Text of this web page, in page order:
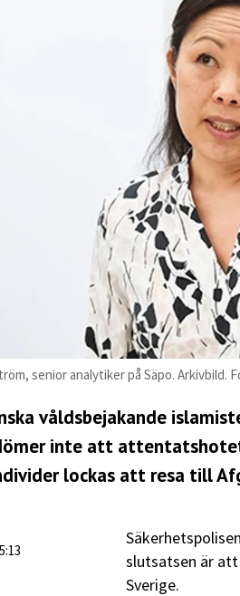
senior analytiker på Säpo. Arkivbild.
våldsbejakande
inte att
lockas att resa till
slutsatsen är
Sverige.